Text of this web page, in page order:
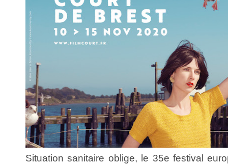
Situation sanitaire oblige, le 35e festival